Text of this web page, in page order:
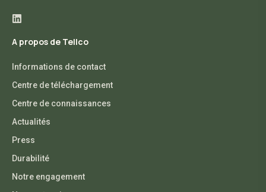
A propos de Tellco
Informations de contact
Centre de téléchargement
Centre de connaissances
Actualités
Press
Durabilité
Notre engagement